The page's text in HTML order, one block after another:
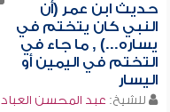
حديث ابن عمر (أن
النبي كان يتختم في
يساره...) , ما جاء في
التختم في اليمين أو
اليسار
للشيخ: عبد المحسن العباد